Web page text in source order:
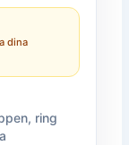
dina
ring